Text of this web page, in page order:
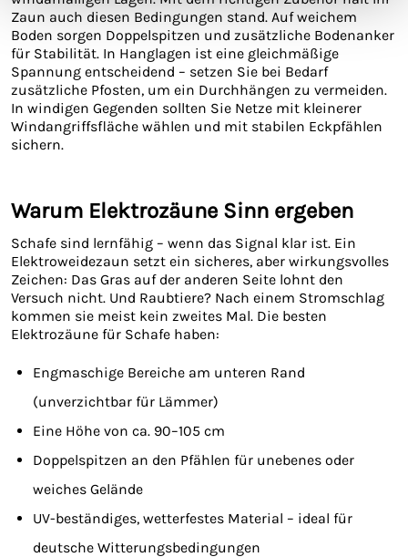
Zaun auch diesen Bedingungen stand. Auf weichem
Boden sorgen Doppelspitzen und zusätzliche Bodenanker
für Stabilität. In Hanglagen ist eine gleichmäßige
Spannung entscheidend – setzen Sie bei Bedarf
zusätzliche Pfosten, um ein Durchhängen zu vermeiden.
In windigen Gegenden sollten Sie Netze mit kleinerer
Windangriffsfläche wählen und mit stabilen Eckpfählen
sichern.
Warum Elektrozäune Sinn ergeben
Schafe sind lernfähig – wenn das Signal klar ist. Ein
Elektroweidezaun setzt ein sicheres, aber wirkungsvolles
Zeichen: Das Gras auf der anderen Seite lohnt den
Versuch nicht. Und Raubtiere? Nach einem Stromschlag
kommen sie meist kein zweites Mal. Die besten
Elektrozäune für Schafe haben:
Engmaschige Bereiche am unteren Rand
(unverzichtbar für Lämmer)
Eine Höhe von ca. 90–105 cm
Doppelspitzen an den Pfählen für unebenes oder
weiches Gelände
UV-beständiges, wetterfestes Material – ideal für
deutsche Witterungsbedingungen